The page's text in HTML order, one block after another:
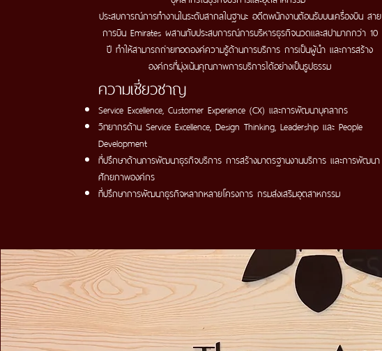
ประสบการณ์การทำงานในระดับสากลในฐานะ อดีตพนักงานต้อนรับบนเครื่องบิน สาย
การบิน Emirates ผสานกับประสบการณ์การบริหารธุรกิจนวดและสปามากกว่า 10
ปี ทำให้สามารถถ่ายทอดองค์ความรู้ด้านการบริการ การเป็นผู้นำ และการสร้าง
องค์กรที่มุ่งเน้นคุณภาพการบริการได้อย่างเป็นรูปธรรม
ความเชี่ยวชาญ
Service Excellence, Customer Experience (CX) และการพัฒนาบุคลากร
วิทยากรด้าน Service Excellence, Design Thinking, Leadership และ People
Development
ที่ปรึกษาด้านการพัฒนาธุรกิจบริการ การสร้างมาตรฐานงานบริการ และการพัฒนา
ศักยภาพองค์กร
ที่ปรึกษาการพัฒนาธุรกิจหลากหลายโครงการ กรมส่งเสริมอุตสาหกรรม